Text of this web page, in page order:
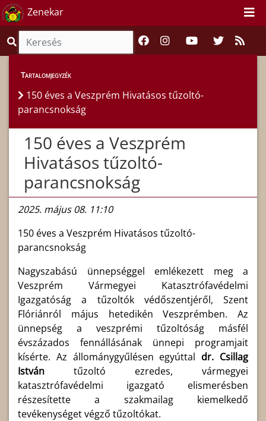
Zenekar
Híreink > Hírek
Tartalomjegyzék
150 éves a Veszprém Hivatásos tűzoltó-
parancsnokság
150 éves a Veszprém
Hivatásos tűzoltó-
parancsnokság
2025. május 08. 11:10
150 éves a Veszprém Hivatásos tűzoltó-
parancsnokság
Nagyszabású ünnepséggel emlékezett meg a
Veszprém Vármegyei Katasztrófavédelmi
Igazgatóság a tűzoltók védőszentjéről, Szent
Flóriánról május hetedikén Veszprémben. Az
ünnepség a veszprémi tűzoltóság másfél
évszázados fennállásának ünnepi programjait
kísérte. Az állománygyűlésen egyúttal dr. Csillag
István tűzoltó ezredes, vármegyei
katasztrófavédelmi igazgató elismerésben
részesítette a szakmailag kiemelkedő
tevékenységet végző tűzoltókat.